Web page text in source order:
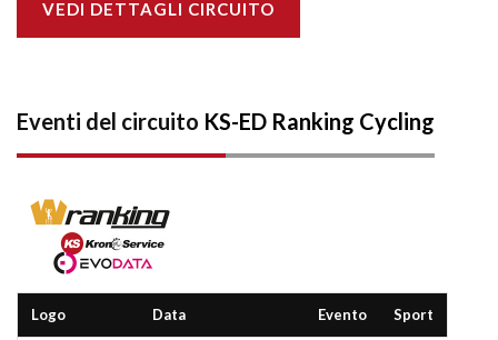
VEDI DETTAGLI CIRCUITO
Eventi del circuito KS-ED Ranking Cycling
Logo Data Evento Sport